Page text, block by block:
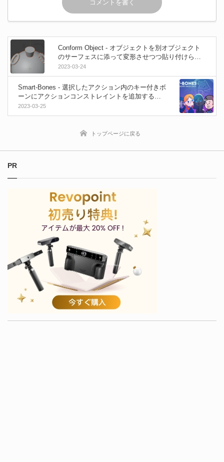
Conform Object - オブジェクトを別オブジェクト
のサーフェスに添って変形させつつ貼り付けられ
るBlender用のアドオン！
2023-03-24
Smart-Bones - 選択したアクション内のキー付きボ
ーンにアクションコンストレイントを追加するプ
ロセスを自動化する無料のBlenderアドオン！
2023-03-25
トップページに戻る
PR